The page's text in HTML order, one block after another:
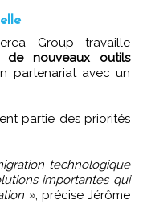
de nouveaux outils
partenariat avec un
partie des priorités
technologique
importantes qui
» , précise Jérôme